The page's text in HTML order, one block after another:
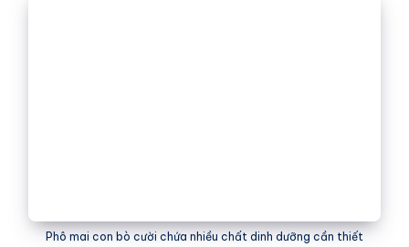
Phô mai con bò cười chứa nhiều chất dinh dưỡng cần thiết